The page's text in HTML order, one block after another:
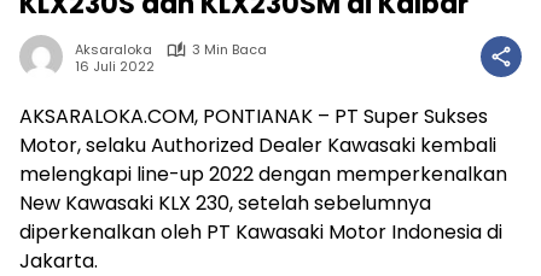
Aksaraloka
3 Min Baca
16 Juli 2022
AKSARALOKA.COM, PONTIANAK – PT Super Sukses
Motor, selaku Authorized Dealer Kawasaki kembali
melengkapi line-up 2022 dengan memperkenalkan
New Kawasaki KLX 230, setelah sebelumnya
diperkenalkan oleh PT Kawasaki Motor Indonesia di
Jakarta.